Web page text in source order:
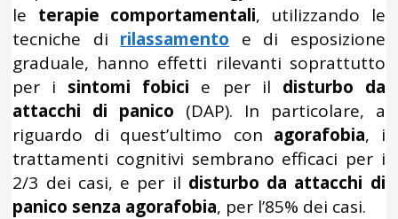
le terapie comportamentali, utilizzando le
tecniche di rilassamento e di esposizione
graduale, hanno effetti rilevanti soprattutto
per i sintomi fobici e per il disturbo da
attacchi di panico (DAP). In particolare, a
riguardo di quest’ultimo con agorafobia, i
trattamenti cognitivi sembrano efficaci per i
2/3 dei casi, e per il disturbo da attacchi di
panico senza agorafobia, per l’85% dei casi.